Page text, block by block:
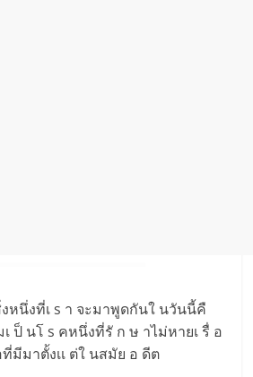
หนึ่งที่เ s า จะมาพูดกันใ นวันนี้คื
ป็ นโ s คหนึ่งที่รั ก ษ าไม่หายเ รื่ อ
มีมาตั้งเเ ต่ใ นสมัย อ ดีต